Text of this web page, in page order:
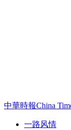
中華時報China
一路风情